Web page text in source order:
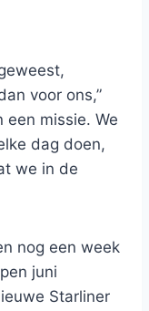
voor ons,”
een missie. We
dag doen,
we in de
nog een week
juni
Starliner